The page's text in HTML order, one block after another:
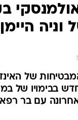
וניה היימן
של
בבימויו של
עם בר